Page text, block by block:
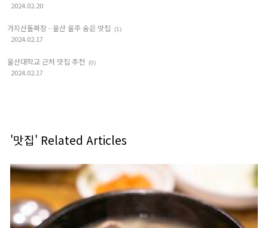
2024.02.20
가지산돌짜장 - 울산 울주 숨은 맛집 (1)
2024.02.17
울산대학교 근처 맛집 추천 (0)
2024.02.17
'맛집' Related Articles